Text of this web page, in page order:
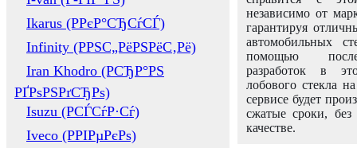
Ikarus (РРєР°СЂСѓСЃ)
Infinity (РРЅС„РёРЅРёС‚Рё)
Iran Khodro (РСЂР°РЅ
РҐРѕРЅРґСЂРѕ)
Isuzu (РСЃСѓР·Сѓ)
Iveco (РРІРµРєРѕ)
независимо от
гарантируя
автомобильных
помощью
разработок в
лобового стекла
сервисе будет
сжатые сроки,
качестве.